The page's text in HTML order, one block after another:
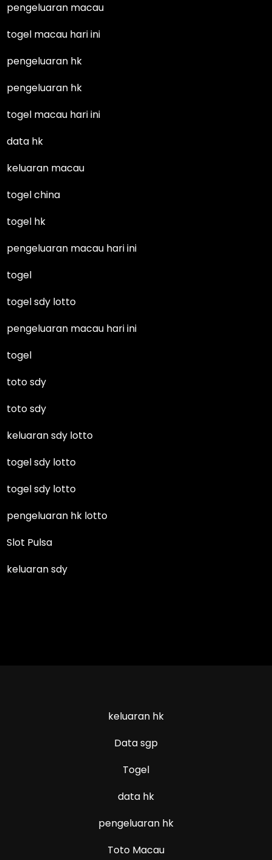
pengeluaran macau
togel macau hari ini
pengeluaran hk
pengeluaran hk
togel macau hari ini
data hk
keluaran macau
togel china
togel hk
pengeluaran macau hari ini
togel
togel sdy lotto
pengeluaran macau hari ini
togel
toto sdy
toto sdy
keluaran sdy lotto
togel sdy lotto
togel sdy lotto
pengeluaran hk lotto
Slot Pulsa
keluaran sdy
keluaran hk
Data sgp
Togel
data hk
pengeluaran hk
Toto Macau